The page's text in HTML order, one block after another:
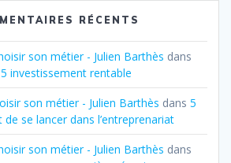
RÉCENTS
son métier - Julien Barthès dans
investissement rentable
son métier - Julien Barthès dans 5
se lancer dans l’entreprenariat
son métier - Julien Barthès dans